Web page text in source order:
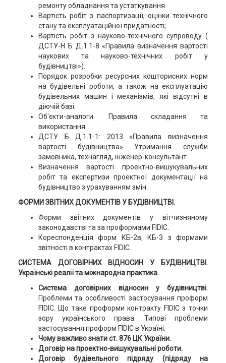
ремонту обладнання та устаткування.
Вартість робіт з паспортизації, оцінки технічного
стану та експлуатаційної придатності;
Вартість робіт з науково-технічного супроводу (
ДСТУ-Н Б Д.1.1-8 «Правила визначення вартості
наукових та науково-технічних робіт у
будівництві»).
Порядок розробки ресурсних кошторисних норм
на будівельні роботи, а також на експлуатацію
будівельних машин і механізмів, які відсутні в
діючій базі.
Об'єкти-аналоги. Правила складання та
використання.
ДСТУ Б Д.1.1-1: 2013 «Правила визначення
вартості будівництва» Утримання служби
замовника, технагляд, інженер-консультант.
Визначення вартості проектно-вишукувальних
робіт та експертизи проектної документації на
будівництво з урахуванням змін.
ФОРМИ ЗВІТНИХ ДОКУМЕНТІВ У БУДІВНИЦТВІ.
Форми звітних документів у вітчизняному
законодавстві та за проформами FIDIC.
Кореспонденція форм КБ-2в, КБ-3 з формами
звітності в контрактах FIDIC.
СИСТЕМА ДОГОВІРНИХ ВІДНОСИН У БУДІВНИЦТВІ.
Українські реалії та міжнародна практика.
Система договірних відносин у будівництві.
Проблеми та особливості застосування проформ
FIDIC. Що таке проформи контракту FIDIC з точки
зору українського права. Типові проблеми
застосування проформ FIDIC в Україні.
Чому важливо знати ст. 876 ЦК України.
Договір на проектно-вишукувальні роботи.
Договір будівельного підряду (підряду на